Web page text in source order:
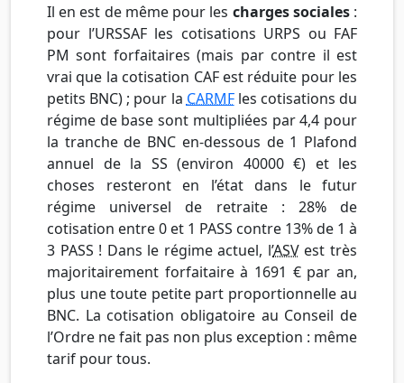
Il en est de même pour les charges sociales:
pour l’URSSAF les cotisations URPS ou FAF
PM sont forfaitaires (mais par contre il est
vrai que la cotisation CAF est réduite pour les
petits BNC) ; pour la CARMFles cotisations du
régime de base sont multipliées par 4,4 pour
la tranche de BNC en-dessous de 1 Plafond
annuel de la SS (environ 40000 €) et les
choses resteront en l’état dans le futur
régime universel de retraite : 28% de
cotisation entre 0 et 1 PASS contre 13% de 1 à
3 PASS ! Dans le régime actuel, l’ASVest très
majoritairement forfaitaire à 1691 € par an,
plus une toute petite part proportionnelle au
BNC. La cotisation obligatoire au Conseil de
l’Ordre ne fait pas non plus exception : même
tarif pour tous.